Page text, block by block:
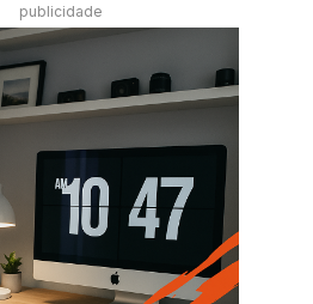
publicidade